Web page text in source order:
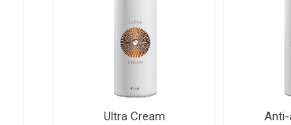
Ultra Cream Anti-